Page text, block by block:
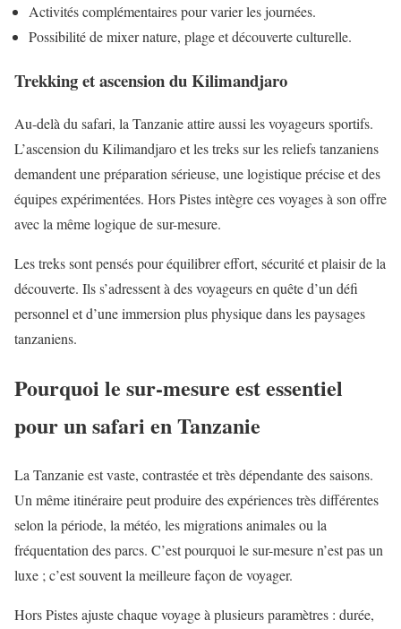
Activités complémentaires pour varier les journées.
Possibilité de mixer nature, plage et découverte culturelle.
Trekking et ascension du Kilimandjaro
Au-delà du safari, la Tanzanie attire aussi les voyageurs sportifs.
L’ascension du Kilimandjaro et les treks sur les reliefs tanzaniens
demandent une préparation sérieuse, une logistique précise et des
équipes expérimentées. Hors Pistes intègre ces voyages à son offre
avec la même logique de sur-mesure.
Les treks sont pensés pour équilibrer effort, sécurité et plaisir de la
découverte. Ils s’adressent à des voyageurs en quête d’un défi
personnel et d’une immersion plus physique dans les paysages
tanzaniens.
Pourquoi le sur-mesure est essentiel
pour un safari en Tanzanie
La Tanzanie est vaste, contrastée et très dépendante des saisons.
Un même itinéraire peut produire des expériences très différentes
selon la période, la météo, les migrations animales ou la
fréquentation des parcs. C’est pourquoi le sur-mesure n’est pas un
luxe ; c’est souvent la meilleure façon de voyager.
Hors Pistes ajuste chaque voyage à plusieurs paramètres : durée,